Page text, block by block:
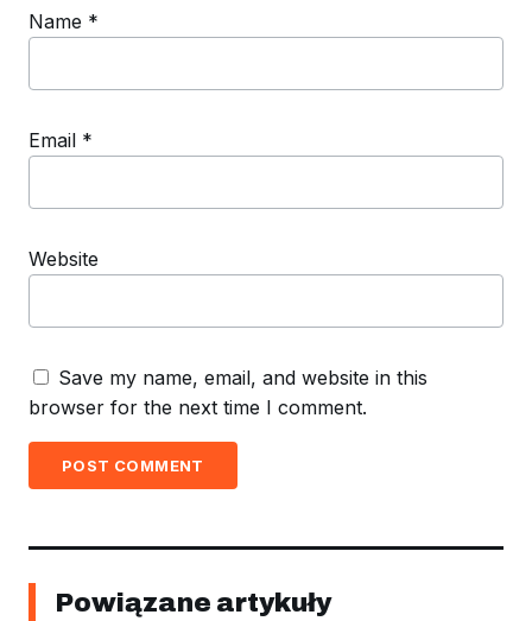
Name *
Email *
Website
Save my name, email, and website in this
browser for the next time I comment.
POST COMMENT
Powiązane artykuły